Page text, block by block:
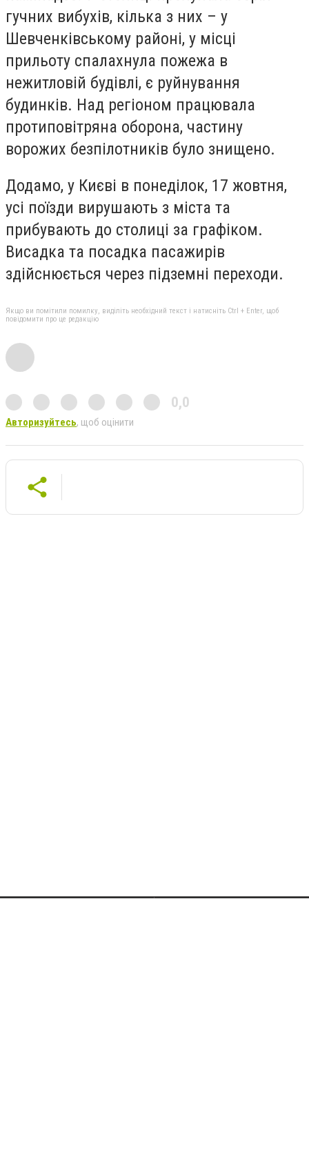
гучних вибухів, кілька з них – у
Шевченківському районі, у місці
прильоту спалахнула пожежа в
нежитловій будівлі, є руйнування
будинків. Над регіоном працювала
протиповітряна оборона, частину
ворожих безпілотників було знищено.
Додамо, у Києві в понеділок, 17 жовтня,
усі поїзди вирушають з міста та
прибувають до столиці за графіком.
Висадка та посадка пасажирів
здійснюється через підземні переходи.
Якщо ви помітили помилку, виділіть необхідний текст і натисніть Ctrl + Enter, щоб
повідомити про це редакцію
0,0
Авторизуйтесь, щоб оцінити